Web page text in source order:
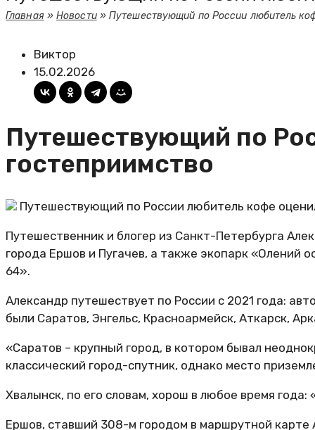
Главная»Новости»Путешествующий по России любитель
Виктор
15.02.2026
Путешествующий по
гостеприимство
Путешествующий по России любитель кофе
Путешественник и блогер из Санкт-Петербурга
города Ершов и Пугачев, а также экопарк «Олений
64».
Александр путешествует по России с 2021 года:
были Саратов, Энгельс, Красноармейск, Аткарск,
«Саратов – крупный город, в котором бывал
классический город-спутник, однако место
Хвалынск, по его словам, хорош в любое время
Ершов, ставший 308-м городом в маршрутной карте